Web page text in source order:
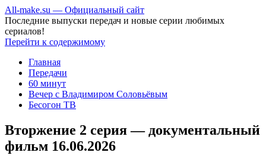
All-make.su — Официальный сайт
Последние выпуски передач и новые серии любимых
сериалов!
Перейти к содержимому
Главная
Передачи
60 минут
Вечер с Владимиром Соловьёвым
Бесогон ТВ
Вторжение 2 серия — документальный
фильм 16.06.2026